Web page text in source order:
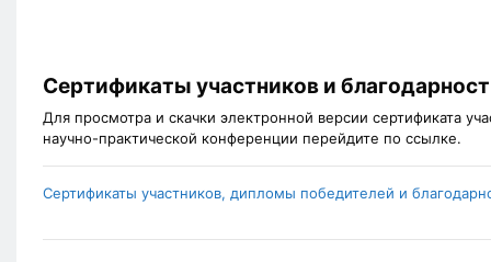
Сертификаты участников и
Для просмотра и скачки электронной версии сертификата
научно-практической конференции перейдите по ссылке.
Сертификаты участников, дипломы победителей и